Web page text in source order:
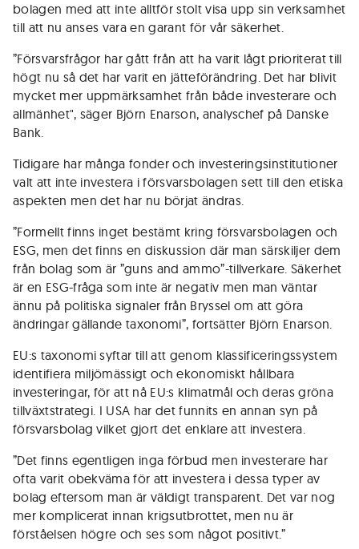
bolagen med att inte alltför stolt visa upp sin verksamhet
till att nu anses vara en garant för vår säkerhet.
”Försvarsfrågor har gått från att ha varit lågt prioriterat till
högt nu så det har varit en jätteförändring. Det har blivit
mycket mer uppmärksamhet från både investerare och
allmänhet", säger Björn Enarson, analyschef på Danske
Bank.
Tidigare har många fonder och investeringsinstitutioner
valt att inte investera i försvarsbolagen sett till den etiska
aspekten men det har nu börjat ändras.
”Formellt finns inget bestämt kring försvarsbolagen och
ESG, men det finns en diskussion där man särskiljer dem
från bolag som är ”guns and ammo”-tillverkare. Säkerhet
är en ESG-fråga som inte är negativ men man väntar
ännu på politiska signaler från Bryssel om att göra
ändringar gällande taxonomi”, fortsätter Björn Enarson.
EU:s taxonomi syftar till att genom klassificeringssystem
identifiera miljömässigt och ekonomiskt hållbara
investeringar, för att nå EU:s klimatmål och deras gröna
tillväxtstrategi. I USA har det funnits en annan syn på
försvarsbolag vilket gjort det enklare att investera.
”Det finns egentligen inga förbud men investerare har
ofta varit obekväma för att investera i dessa typer av
bolag eftersom man är väldigt transparent. Det var nog
mer komplicerat innan krigsutbrottet, men nu är
förståelsen högre och ses som något positivt.”